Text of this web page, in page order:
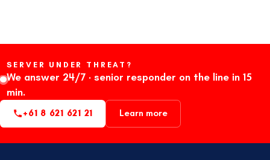
SERVER UNDER THREAT?
We answer 24/7 · senior responder on the line in 15
min.
+61 8 621 621 21 Learn more